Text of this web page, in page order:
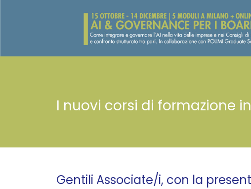
I nuovi corsi di formazione
Gentili Associate/i, con la